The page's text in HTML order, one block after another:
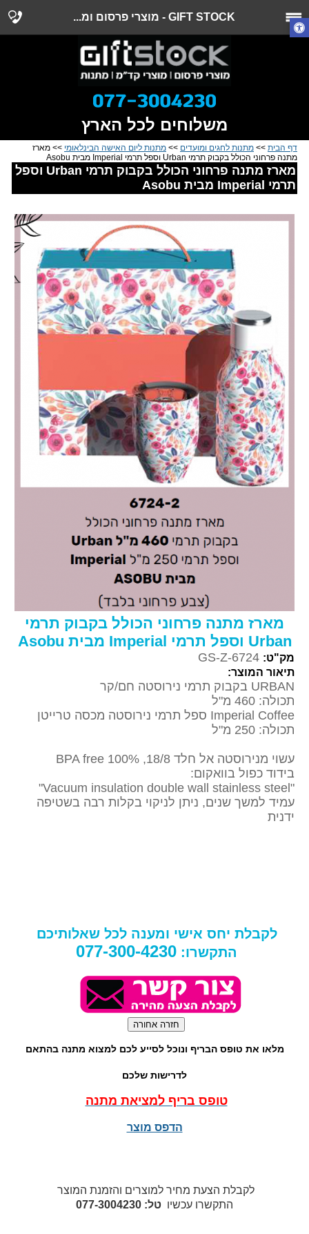
GIFT STOCK - מוצרי פרסום ומ...
משלוחים לכל הארץ
דף הבית >> מתנות לחגים ומועדים >> מתנות ליום האישה הבינלאומי >> מארז
מתנה פרחוני הכולל בקבוק תרמי Urban וספל תרמי Imperial מבית Asobu
מארז מתנה פרחוני הכולל בקבוק תרמי Urban וספל
תרמי Imperial מבית Asobu
מארז מתנה פרחוני הכולל בקבוק תרמי
Urban וספל תרמי Imperial מבית Asobu
מק"ט: GS-Z-6724
תיאור המוצר:
URBAN בקבוק תרמי נירוסטה חם/קר
תכולה: 460 מ"ל
Imperial Coffee ספל תרמי נירוסטה מכסה טרייטן
תכולה: 250 מ"ל
עשוי מנירוסטה אל חלד 18/8, BPA free 100%
בידוד כפול בוואקום:
"Vacuum insulation double wall stainless steel"
עמיד למשך שנים, ניתן לניקוי בקלות רבה בשטיפה
ידנית
לקבלת יחס אישי ומענה לכל שאלותיכם
התקשרו: 077-300-4230
מלאו את טופס הבריף ונוכל לסייע לכם למצוא מתנה בהתאם
לדרישות שלכם
טופס בריף למציאת מתנה
הדפס מוצר
לקבלת הצעת מחיר למוצרים והזמנת המוצר
התקשרו עכשיו טל: 077-3004230